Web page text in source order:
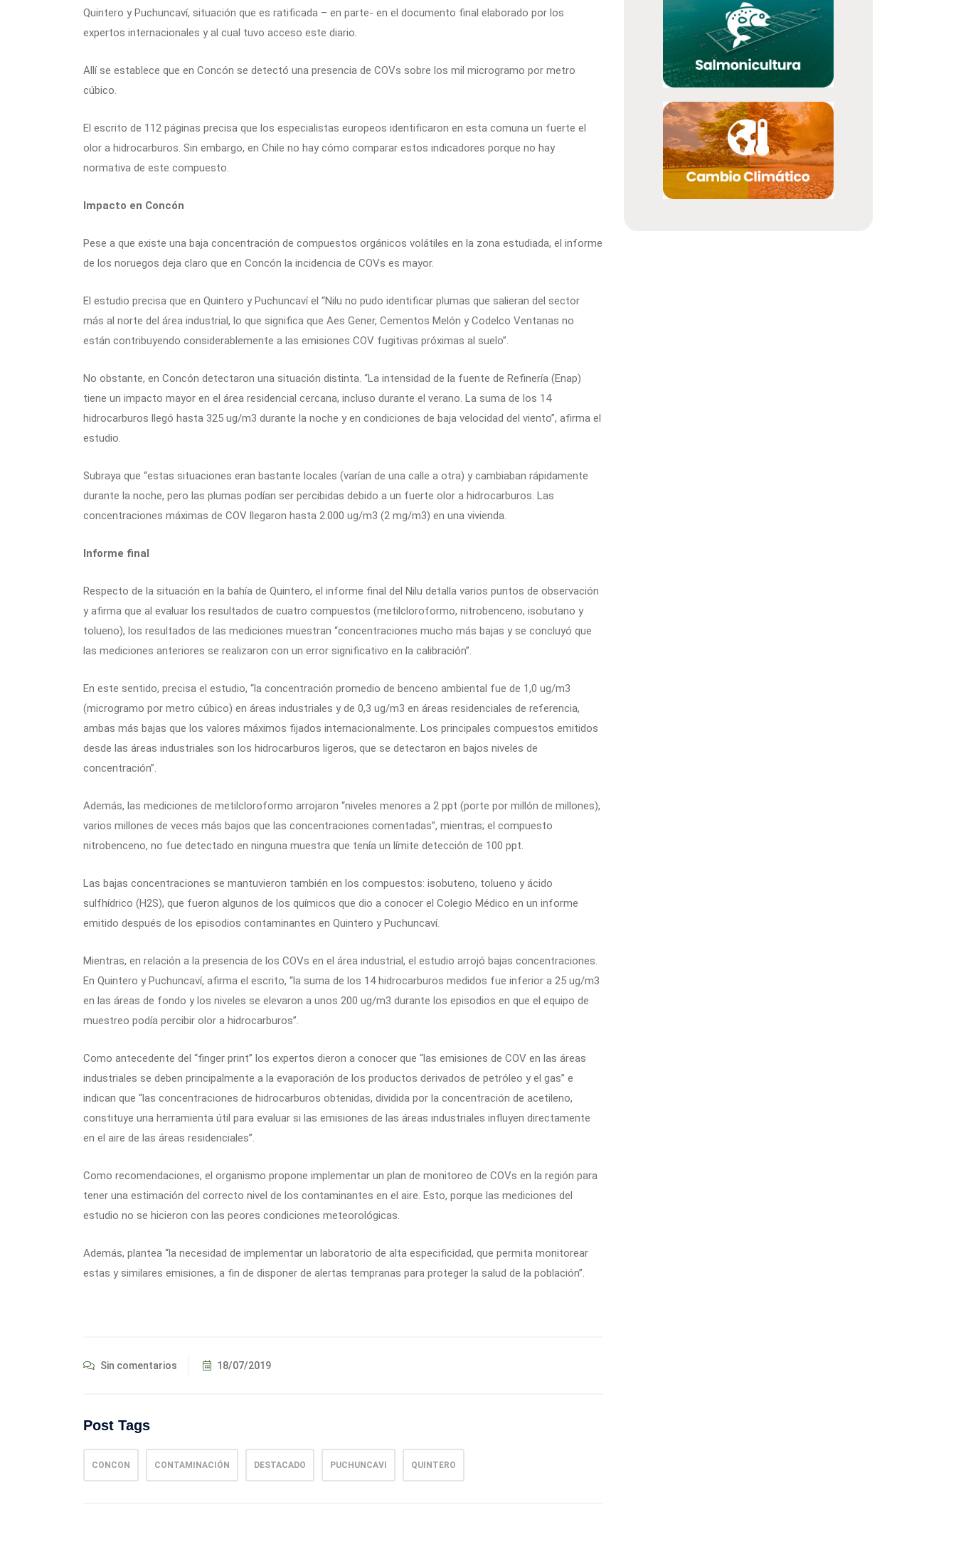
Quintero y Puchuncaví, situación que es ratificada – en parte- en el documento final elaborado por los
expertos internacionales y al cual tuvo acceso este diario.
Allí se establece que en Concón se detectó una presencia de COVs sobre los mil microgramo por metro
cúbico.
El escrito de 112 páginas precisa que los especialistas europeos identificaron en esta comuna un fuerte el
olor a hidrocarburos. Sin embargo, en Chile no hay cómo comparar estos indicadores porque no hay
normativa de este compuesto.
Impacto en Concón
Pese a que existe una baja concentración de compuestos orgánicos volátiles en la zona estudiada, el informe
de los noruegos deja claro que en Concón la incidencia de COVs es mayor.
El estudio precisa que en Quintero y Puchuncaví el “Nilu no pudo identificar plumas que salieran del sector
más al norte del área industrial, lo que significa que Aes Gener, Cementos Melón y Codelco Ventanas no
están contribuyendo considerablemente a las emisiones COV fugitivas próximas al suelo”.
No obstante, en Concón detectaron una situación distinta. “La intensidad de la fuente de Refinería (Enap)
tiene un impacto mayor en el área residencial cercana, incluso durante el verano. La suma de los 14
hidrocarburos llegó hasta 325 ug/m3 durante la noche y en condiciones de baja velocidad del viento”, afirma el
estudio.
Subraya que “estas situaciones eran bastante locales (varían de una calle a otra) y cambiaban rápidamente
durante la noche, pero las plumas podían ser percibidas debido a un fuerte olor a hidrocarburos. Las
concentraciones máximas de COV llegaron hasta 2.000 ug/m3 (2 mg/m3) en una vivienda.
Informe final
Respecto de la situación en la bahía de Quintero, el informe final del Nilu detalla varios puntos de observación
y afirma que al evaluar los resultados de cuatro compuestos (metilcloroformo, nitrobenceno, isobutano y
tolueno), los resultados de las mediciones muestran “concentraciones mucho más bajas y se concluyó que
las mediciones anteriores se realizaron con un error significativo en la calibración”.
En este sentido, precisa el estudio, “la concentración promedio de benceno ambiental fue de 1,0 ug/m3
(microgramo por metro cúbico) en áreas industriales y de 0,3 ug/m3 en áreas residenciales de referencia,
ambas más bajas que los valores máximos fijados internacionalmente. Los principales compuestos emitidos
desde las áreas industriales son los hidrocarburos ligeros, que se detectaron en bajos niveles de
concentración”.
Además, las mediciones de metilcloroformo arrojaron “niveles menores a 2 ppt (porte por millón de millones),
varios millones de veces más bajos que las concentraciones comentadas”, mientras; el compuesto
nitrobenceno, no fue detectado en ninguna muestra que tenía un límite detección de 100 ppt.
Las bajas concentraciones se mantuvieron también en los compuestos: isobuteno, tolueno y ácido
sulfhídrico (H2S), que fueron algunos de los químicos que dio a conocer el Colegio Médico en un informe
emitido después de los episodios contaminantes en Quintero y Puchuncaví.
Mientras, en relación a la presencia de los COVs en el área industrial, el estudio arrojó bajas concentraciones.
En Quintero y Puchuncaví, afirma el escrito, “la suma de los 14 hidrocarburos medidos fue inferior a 25 ug/m3
en las áreas de fondo y los niveles se elevaron a unos 200 ug/m3 durante los episodios en que el equipo de
muestreo podía percibir olor a hidrocarburos”.
Como antecedente del “finger print” los expertos dieron a conocer que “las emisiones de COV en las áreas
industriales se deben principalmente a la evaporación de los productos derivados de petróleo y el gas” e
indican que “las concentraciones de hidrocarburos obtenidas, dividida por la concentración de acetileno,
constituye una herramienta útil para evaluar si las emisiones de las áreas industriales influyen directamente
en el aire de las áreas residenciales”.
Como recomendaciones, el organismo propone implementar un plan de monitoreo de COVs en la región para
tener una estimación del correcto nivel de los contaminantes en el aire. Esto, porque las mediciones del
estudio no se hicieron con las peores condiciones meteorológicas.
Además, plantea “la necesidad de implementar un laboratorio de alta especificidad, que permita monitorear
estas y similares emisiones, a fin de disponer de alertas tempranas para proteger la salud de la población”.
Sin comentarios 18/07/2019
Post Tags
CONCON CONTAMINACIÓN DESTACADO PUCHUNCAVI QUINTERO